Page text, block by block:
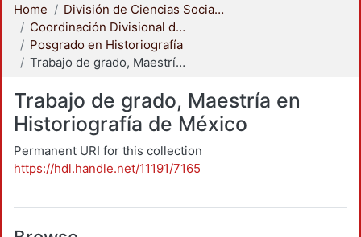
Home
División de Ciencias Sociales y Humanidades
Coordinación Divisional de Posgrado
Posgrado en Historiografía
Trabajo de grado, Maestría en Historiografía de México
Trabajo de grado, Maestría en
Historiografía de México
Permanent URI for this collection
https://hdl.handle.net/11191/7165